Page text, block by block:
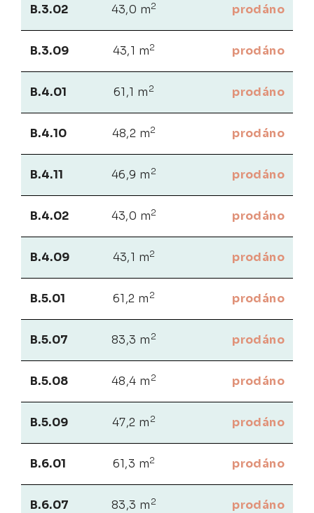
B.3.02 43,0 m2 prodáno
B.3.09 43,1 m2 prodáno
B.4.01 61,1 m 2 prodáno
B.4.10 48,2 m2 prodáno
B.4.11 46,9 m 2 prodáno
B.4.02 43,0 m2 prodáno
B.4.09 43,1 m2 prodáno
B.5.01 61,2 m 2 prodáno
B.5.07 83,3 m 2 prodáno
B.5.08 48,4 m 2 prodáno
B.5.09 47,2 m 2 prodáno
B.6.01 61,3 m2 prodáno
B.6.07 83,3 m 2 prodáno